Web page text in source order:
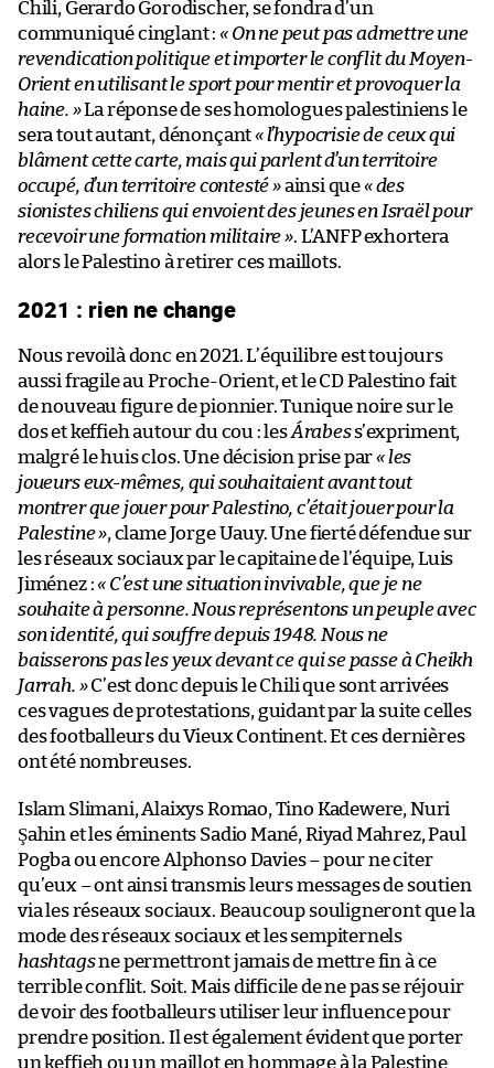
Chili, Gerardo Gorodischer, se fondra d’un
communiqué cinglant :« On ne peut pas admettre une
revendication politique et importer le conflit du Moyen-
Orient en utilisant le sport pour mentir et provoquer la
haine. »La réponse de ses homologues palestiniens le
sera tout autant, dénonçant« l’hypocrisie de ceux qui
blâment cette carte, mais qui parlent d’un territoire
occupé, d’un territoire contesté »ainsi que« des
sionistes chiliens qui envoient des jeunes en Israël pour
recevoir une formation militaire ». L’ANFP exhortera
alors le Palestino à retirer ces maillots.
2021 : rien ne change
Nous revoilà donc en 2021. L’équilibre est toujours
aussi fragile au Proche-Orient, et le CD Palestino fait
de nouveau figure de pionnier. Tunique noire sur le
dos et keffieh autour du cou : lesÁrabess’expriment,
malgré le huis clos. Une décision prise par« les
joueurs eux-mêmes, qui souhaitaient avant tout
montrer que jouer pour Palestino, c’était jouer pour la
Palestine », clame Jorge Uauy. Une fierté défendue sur
les réseaux sociaux par le capitaine de l’équipe, Luis
Jiménez :« C’est une situation invivable, que je ne
souhaite à personne. Nous représentons un peuple avec
son identité, qui souffre depuis 1948. Nous ne
baisserons pas les yeux devant ce qui se passe à Cheikh
Jarrah. »C’est donc depuis le Chili que sont arrivées
ces vagues de protestations, guidant par la suite celles
des footballeurs du Vieux Continent. Et ces dernières
ont été nombreuses.
Islam Slimani, Alaixys Romao, Tino Kadewere, Nuri
Şahin et les éminents Sadio Mané, Riyad Mahrez, Paul
Pogba ou encore Alphonso Davies – pour ne citer
qu’eux – ont ainsi transmis leurs messages de soutien
via les réseaux sociaux. Beaucoup souligneront que la
mode des réseaux sociaux et les sempiternels
hashtagsne permettront jamais de mettre fin à ce
terrible conflit. Soit. Mais difficile de ne pas se réjouir
de voir des footballeurs utiliser leur influence pour
prendre position. Il est également évident que porter
un keffieh ou un maillot en hommage à la Palestine